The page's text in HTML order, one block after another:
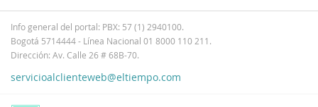
Info general del portal: PBX: 57 (1) 2940100.
Bogotá 5714444 - Línea Nacional 01 8000 110 211.
Dirección: Av. Calle 26 # 68B-70.
servicioalclienteweb@eltiempo.com